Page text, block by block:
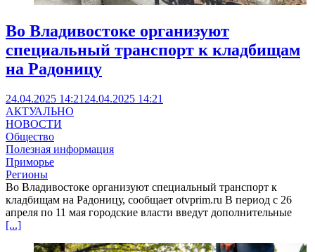
Во Владивостоке организуют
специальный транспорт к кладбищам
на Радоницу
24.04.2025 14:21 24.04.2025 14:21
АКТУАЛЬНО
НОВОСТИ
Общество
Полезная информация
Приморье
Регионы
Во Владивостоке организуют специальный транспорт к
кладбищам на Радоницу, сообщает otvprim.ru В период с 26
апреля по 11 мая городские власти введут дополнительные
[...]